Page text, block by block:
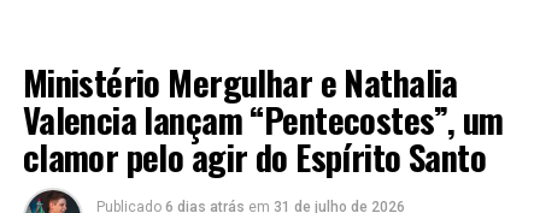
Ministério Mergulhar e Nathalia
Valencia lançam “Pentecostes”, um
clamor pelo agir do Espírito Santo
Publicado 6 dias atrás em 31 de julho de 2026